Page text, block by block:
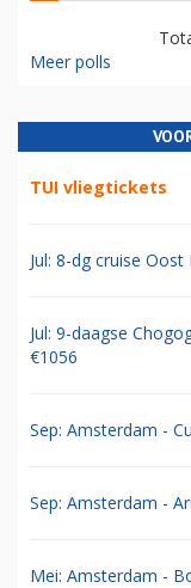
Meer polls
TUI vliegtickets
Jul: 8-dg cruise
Jul: 9-daagse
€1056
Sep: Amsterdam -
Sep: Amsterdam -
Mei: Amsterdam -